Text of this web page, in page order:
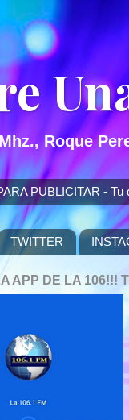
Roque
PUBLICITAR -
TWITTER
APP DE LA 106!!!